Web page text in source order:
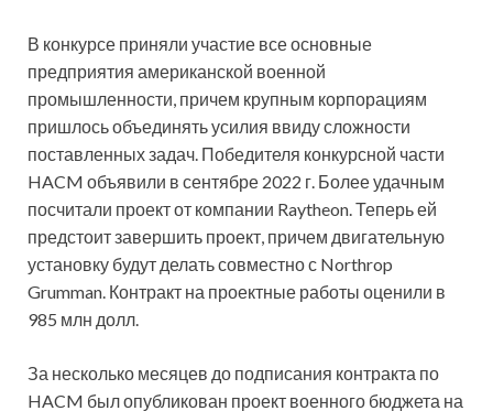
В конкурсе приняли участие все основные
предприятия американской военной
промышленности, причем крупным корпорациям
пришлось объединять усилия ввиду сложности
поставленных задач. Победителя конкурсной части
HACM объявили в сентябре 2022 г. Более удачным
посчитали проект от компании Raytheon. Теперь ей
предстоит завершить проект, причем двигательную
установку будут делать совместно с Northrop
Grumman. Контракт на проектные работы оценили в
985 млн долл.
За несколько месяцев до подписания контракта по
HACM был опубликован проект военного бюджета на